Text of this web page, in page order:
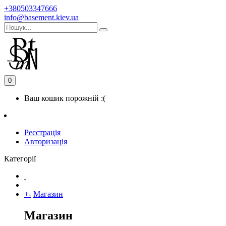
+380503347666
info@basement.kiev.ua
0
Ваш кошик порожній :(
Реєстрація
Авторизація
Категорії
+- Магазин
Магазин